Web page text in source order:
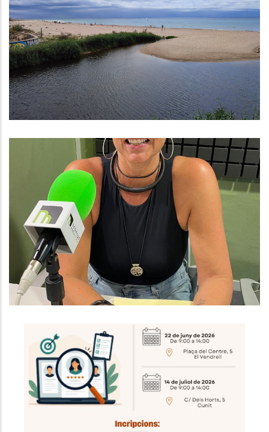
NOTA INFORMATIVA
Medi
Baix Penedès Al Dia Amb Susana
Mur, Responsable De L'Àrea De
Serveis Socials Del Consell
Comarcal
S. socials
Taller De Recerca De Feina
Joventut, Ocupació